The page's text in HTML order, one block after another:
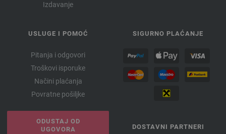
Izdavanje
USLUGE I POMOĆ
Pitanja i odgovori
Troškovi isporuke
Načini plaćanja
Povratne pošiljke
ODUSTAJ OD
UGOVORA
SIGURNO PLAĆANJE
DOSTAVNI PARTNERI